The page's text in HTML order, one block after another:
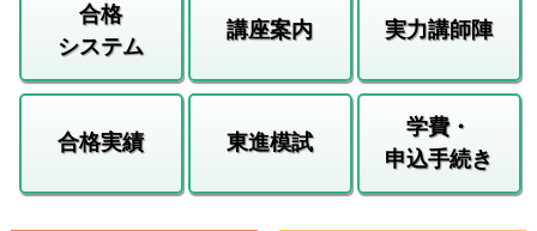
合格
システム
講座案内 実力講師陣
合格実績 東進模試
学費・
申込手続き